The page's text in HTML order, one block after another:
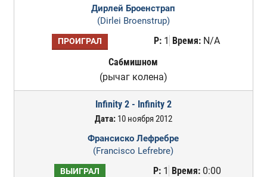
Дирлей Броенстрап
(Dirlei Broenstrup)
ПРОИГРАЛ Р: 1 Время: N/A
Сабмишном
(рычаг колена)
Infinity 2 - Infinity 2
Дата:10 ноября 2012
Франсиско Лефребре
(Francisco Lefrebre)
ВЫИГРАЛ Р:1 Время:0:00